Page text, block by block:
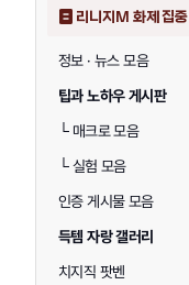
리니지M 화제 집중
정보 · 뉴스 모음
팁과 노하우 게시판
└매크로 모음
└실험 모음
인증 게시물 모음
득템 자랑 갤러리
치지직 팟벤